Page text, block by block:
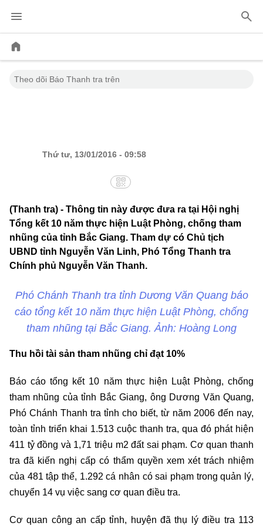
Theo dõi Báo Thanh tra trên
Thứ tư, 13/01/2016 - 09:58
(Thanh tra) - Thông tin này được đưa ra tại Hội nghị
Tổng kết 10 năm thực hiện Luật Phòng, chống tham
nhũng của tỉnh Bắc Giang. Tham dự có Chủ tịch
UBND tỉnh Nguyễn Văn Linh, Phó Tổng Thanh tra
Chính phủ Nguyễn Văn Thanh.
Phó Chánh Thanh tra tỉnh Dương Văn Quang báo
cáo tổng kết 10 năm thực hiện Luật Phòng, chống
tham nhũng tại Bắc Giang. Ảnh: Hoàng Long
Thu hồi tài sản tham nhũng chỉ đạt 10%
Báo cáo tổng kết 10 năm thực hiện Luật Phòng, chống
tham nhũng của tỉnh Bắc Giang, ông Dương Văn Quang,
Phó Chánh Thanh tra tỉnh cho biết, từ năm 2006 đến nay,
toàn tỉnh triển khai 1.513 cuộc thanh tra, qua đó phát hiện
411 tỷ đồng và 1,71 triệu m2 đất sai phạm. Cơ quan thanh
tra đã kiến nghị cấp có thẩm quyền xem xét trách nhiệm
của 481 tập thể, 1.292 cá nhân có sai phạm trong quản lý,
chuyển 14 vụ việc sang cơ quan điều tra.
Cơ quan công an cấp tỉnh, huyện đã thụ lý điều tra 113